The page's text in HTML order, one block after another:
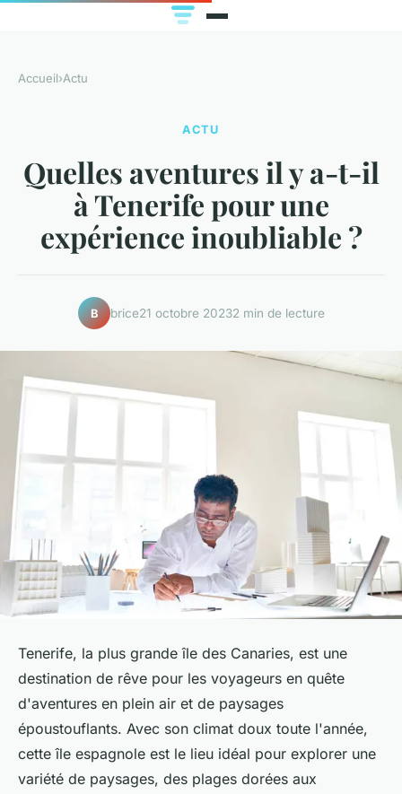
Accueil›Actu
ACTU
Quelles aventures il y a-t-il
à Tenerife pour une
expérience inoubliable ?
B brice21 octobre 20232 min de lecture
Tenerife, la plus grande île des Canaries, est une
destination de rêve pour les voyageurs en quête
d'aventures en plein air et de paysages
époustouflants. Avec son climat doux toute l'année,
cette île espagnole est le lieu idéal pour explorer une
variété de paysages, des plages dorées aux